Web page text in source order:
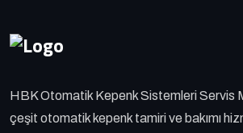
HBK Otomatik Kepenk Sistemleri Servis
çeşit otomatik kepenk tamiri ve bakımı